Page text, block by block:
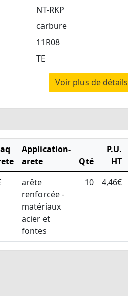
NT-RKP
carbure
11R08
TE
Voir plus de détails
Application-
arete
Qté
P.U.
HT
arête
renforcée -
matériaux
acier et
fontes
10 4,46€